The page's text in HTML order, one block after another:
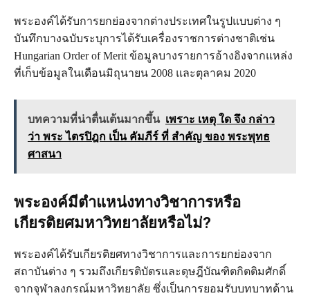
พระองค์ได้รับการยกย่องจากต่างประเทศในรูปแบบต่าง ๆ
บันทึกบางฉบับระบุการได้รับเครื่องราชการต่างชาติเช่น
Hungarian Order of Merit ข้อมูลบางรายการอ้างอิงจากแหล่ง
ที่เก็บข้อมูลในเดือนมิถุนายน 2008 และตุลาคม 2020
บทความที่น่าตื่นเต้นมากขึ้น เพราะ เหตุ ใด จึง กล่าว
ว่า พระ ไตรปิฎก เป็น คัมภีร์ ที่ สำคัญ ของ พระพุทธ
ศาสนา
พระองค์มีตำแหน่งทางวิชาการหรือ
เกียรติยศมหาวิทยาลัยหรือไม่?
พระองค์ได้รับเกียรติยศทางวิชาการและการยกย่องจาก
สถาบันต่าง ๆ รวมถึงเกียรติบัตรและดุษฎีบัณฑิตกิตติมศักดิ์
จากจุฬาลงกรณ์มหาวิทยาลัย ซึ่งเป็นการยอมรับบทบาทด้าน